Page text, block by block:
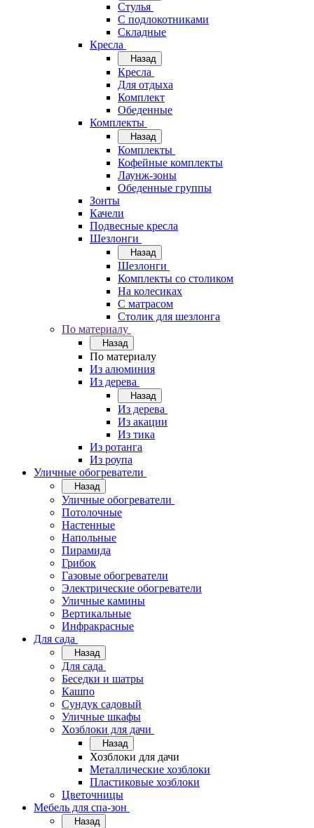
Стулья
С подлокотниками
Складные
Кресла
Назад
Кресла
Для отдыха
Комплект
Обеденные
Комплекты
Назад
Комплекты
Кофейные комплекты
Лаунж-зоны
Обеденные группы
Зонты
Качели
Подвесные кресла
Шезлонги
Назад
Шезлонги
Комплекты со столиком
На колесиках
С матрасом
Столик для шезлонга
По материалу
Назад
По материалу
Из алюминия
Из дерева
Назад
Из дерева
Из акации
Из тика
Из ротанга
Из роупа
Уличные обогреватели
Назад
Уличные обогреватели
Потолочные
Настенные
Напольные
Пирамида
Грибок
Газовые обогреватели
Электрические обогреватели
Уличные камины
Вертикальные
Инфракрасные
Для сада
Назад
Для сада
Беседки и шатры
Кашпо
Сундук садовый
Уличные шкафы
Хозблоки для дачи
Назад
Хозблоки для дачи
Металлические хозблоки
Пластиковые хозблоки
Цветочницы
Мебель для спа-зон
Назад